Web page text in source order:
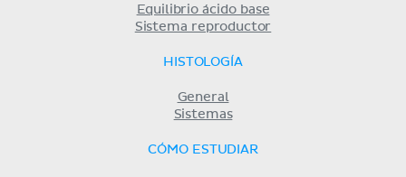
Equilibrio ácido base
Sistema reproductor
HISTOLOGÍA
General
Sistemas
CÓMO ESTUDIAR